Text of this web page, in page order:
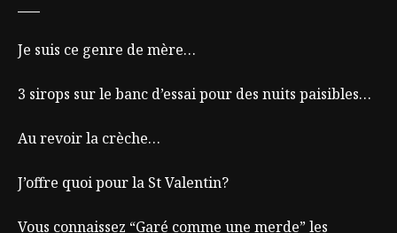
Je suis ce genre de mère…
3 sirops sur le banc d’essai pour des nuits paisibles…
Au revoir la crèche…
J’offre quoi pour la St Valentin?
Vous connaissez “Garé comme une merde” les